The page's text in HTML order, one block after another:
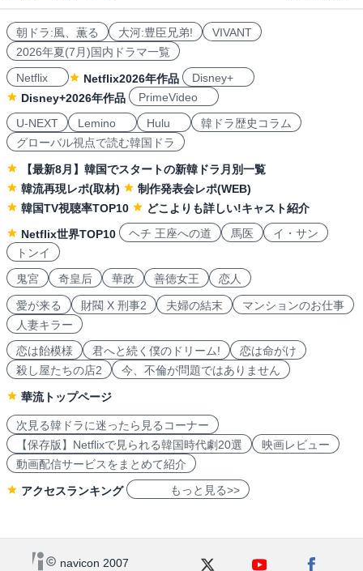
朝ドラ:風、薫る 大河:豊臣兄弟!
VIVANT
2026年夏(7月)国内ドラマ一覧
Netflix
Netflix2026年作品
Disney+
Disney+2026年作品
PrimeVideo
U-NEXT
Lemino Hulu
韓ドラ歴史コラム
グローバル視点で読む韓国ドラ
【最新8月】韓国でスタートの新韓ドラ月別一覧
韓流再現レポ(取材)
制作発表会レポ(WEB)
韓国TV視聴率TOP10
どこよりも詳しい!キャスト紹介
Netflix世界TOP10
ヘチ 王座への道 馬医
イ・サン
トンイ
鬼宮
奇皇后 華政 善徳女王 恋人
愛が来る 財閥 X 刑事2 夫婦の結末
マンションのお仕事
人妻キラー
恋は飴模様
君へと続く僕のドリーム!
恋は命がけ
殺し屋たちの店2
今、不倫が問題ではありません
華流トップページ
次見る韓ドラに迷ったら見るコーナー
【保存版】Netflixで見られる韓国時代劇20選
映画レビュー
動画配信サービスをまとめて紹介
アクセスランキング もっと見る>>
navicon 2007